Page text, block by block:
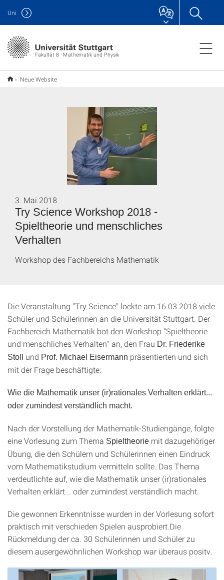
Fakultät 8 · Mathematik und Physik
Uni
Neue Website
Try Science Workshop 2018 -
Spieltheorie und menschliches
Verhalten
3. Mai 2018
Workshop des Fachbereichs Mathematik
Die Veranstaltung "Try Science" lockte am 16.03.2018 viele
Schüler und Schülerinnen an die Universität Stuttgart. Der
Fachbereich Mathematik bot den Workshop "Spieltheorie
und menschliches Verhalten" an, den Frau Dr. Friederike
Stoll
und Prof. Michael Eisermann präsentierten und sich
mit der Frage beschäftigte:
Wie die Mathematik unser (ir)rationales Verhalten erklärt...
oder zumindest verständlich macht.
Nach der Vorstellung der Mathematik-Studiengänge, folgte
eine Vorlesung zum Thema Spieltheorie mit dazugehöriger
Übung, die den Schülern und Schülerinnen einen Eindruck
vom Mathematikstudium vermitteln sollte. Das Thema
verdeutlichte auf, wie die Mathematik unser (ir)rationales
Verhalten erklärt... oder zumindest verständlich macht.
Die gewonnen Erkenntnisse wurden in der Vorlesung sofort
praktisch mit verschieden Spielen ausprobiert.Die
Rückmeldung der ca. 30 Schülerinnen und Schüler zu
diesem ausergewöhnlichen Workshop war überaus positv.